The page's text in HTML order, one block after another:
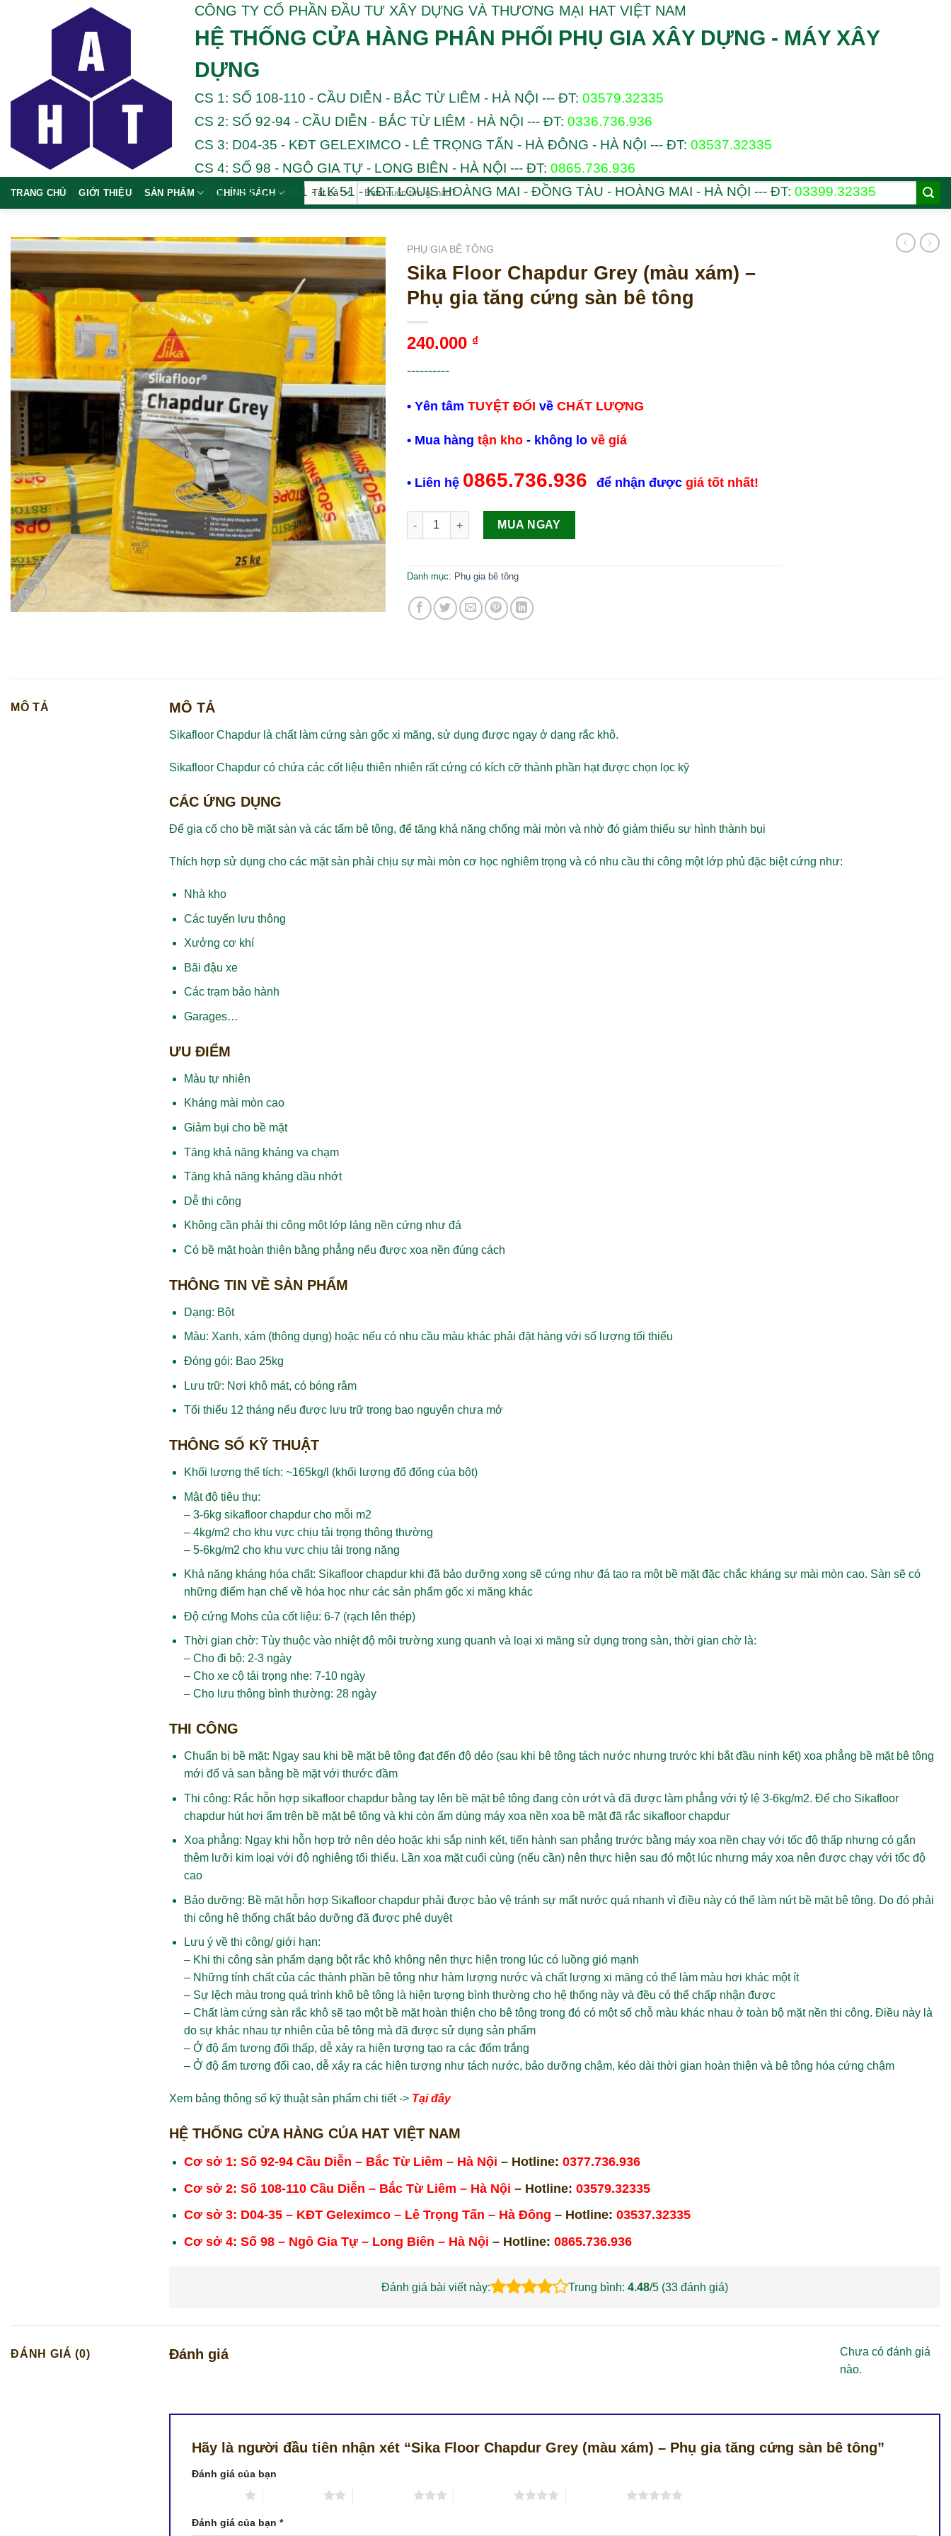
CÔNG TY CỔ PHẦN ĐẦU TƯ XÂY DỰNG VÀ THƯƠNG MẠI HAT VIỆT NAM
HỆ THỐNG CỬA HÀNG PHÂN PHỐI PHỤ GIA XÂY DỰNG - MÁY XÂY
DỰNG
CS 1: SỐ 108-110 - CẦU DIỄN - BẮC TỪ LIÊM - HÀ NỘI --- ĐT: 03579.32335
CS 2: SỐ 92-94 - CẦU DIỄN - BẮC TỪ LIÊM - HÀ NỘI --- ĐT: 0336.736.936
CS 3: D04-35 - KĐT GELEXIMCO - LÊ TRỌNG TẤN - HÀ ĐÔNG - HÀ NỘI --- ĐT: 03537.32335
CS 4: SỐ 98 - NGÔ GIA TỰ - LONG BIÊN - HÀ NỘI --- ĐT: 0865.736.936
CS 5: 131 LOUIS1 - LK 51 - KĐT LOUIS HOÀNG MAI - ĐỒNG TÀU - HOÀNG MAI - HÀ NỘI --- ĐT: 03399.32335
TRANG CHỦ GIỚI THIỆU SẢN PHẨM CHÍNH SÁCH
Tìm
kiếm:
PHỤ GIA BÊ TÔNG
Sika Floor Chapdur Grey (màu xám) –
Phụ gia tăng cứng sàn bê tông
240.000 ₫
----------
• Yên tâm TUYỆT ĐỐI về CHẤT LƯỢNG
• Mua hàng tận kho - không lo về giá
• Liên hệ 0865.736.936 để nhận được giá tốt nhất!
Sika Floor Chapdur Grey (màu xám) - Phụ gia tăng cứng sàn bê tông số lượng
MUA NGAY
Danh mục: Phụ gia bê tông
MÔ TẢ MÔ TẢ
Sikafloor Chapdur là chất làm cứng sàn gốc xi măng, sử dụng được ngay ở dạng rắc khô.
Sikafloor Chapdur có chứa các cốt liệu thiên nhiên rất cứng có kích cỡ thành phần hạt được chọn lọc kỹ
CÁC ỨNG DỤNG
Để gia cố cho bề mặt sàn và các tấm bê tông, để tăng khả năng chống mài mòn và nhờ đó giảm thiểu sự hình thành bụi
Thích hợp sử dụng cho các mặt sàn phải chịu sự mài mòn cơ học nghiêm trọng và có nhu cầu thi công một lớp phủ đặc biệt cứng như:
Nhà kho
Các tuyến lưu thông
Xưởng cơ khí
Bãi đậu xe
Các trạm bảo hành
Garages…
ƯU ĐIỂM
Màu tự nhiên
Kháng mài mòn cao
Giảm bụi cho bề mặt
Tăng khả năng kháng va chạm
Tăng khả năng kháng dầu nhớt
Dễ thi công
Không cần phải thi công một lớp láng nền cứng như đá
Có bề mặt hoàn thiện bằng phẳng nếu được xoa nền đúng cách
THÔNG TIN VỀ SẢN PHẨM
Dạng: Bột
Màu: Xanh, xám (thông dụng) hoặc nếu có nhu cầu màu khác phải đặt hàng với số lượng tối thiểu
Đóng gói: Bao 25kg
Lưu trữ: Nơi khô mát, có bóng râm
Tối thiểu 12 tháng nếu được lưu trữ trong bao nguyên chưa mở
THÔNG SỐ KỸ THUẬT
Khối lượng thể tích: ~165kg/l (khối lượng đổ đống của bột)
Mật độ tiêu thụ:
– 3-6kg sikafloor chapdur cho mỗi m2
– 4kg/m2 cho khu vực chịu tải trọng thông thường
– 5-6kg/m2 cho khu vực chịu tải trọng nặng
Khả năng kháng hóa chất: Sikafloor chapdur khi đã bảo dưỡng xong sẽ cứng như đá tạo ra một bề mặt đặc chắc kháng sự mài mòn cao. Sàn sẽ có
những điểm hạn chế về hóa học như các sản phẩm gốc xi măng khác
Độ cứng Mohs của cốt liệu: 6-7 (rạch lên thép)
Thời gian chờ: Tùy thuộc vào nhiệt độ môi trường xung quanh và loại xi măng sử dụng trong sàn, thời gian chờ là:
– Cho đi bộ: 2-3 ngày
– Cho xe cộ tải trọng nhẹ: 7-10 ngày
– Cho lưu thông bình thường: 28 ngày
THI CÔNG
Chuẩn bị bề mặt: Ngay sau khi bề mặt bê tông đạt đến độ dẻo (sau khi bê tông tách nước nhưng trước khi bắt đầu ninh kết) xoa phẳng bề mặt bê tông
mới đổ và san bằng bề mặt với thước đầm
Thi công: Rắc hỗn hợp sikafloor chapdur bằng tay lên bề mặt bê tông đang còn ướt và đã được làm phẳng với tỷ lệ 3-6kg/m2. Để cho Sikafloor
chapdur hút hơi ẩm trên bề mặt bê tông và khi còn ẩm dùng máy xoa nền xoa bề mặt đã rắc sikafloor chapdur
Xoa phẳng: Ngay khi hỗn hợp trở nên dẻo hoặc khi sắp ninh kết, tiến hành san phẳng trước bằng máy xoa nền chạy với tốc độ thấp nhưng có gắn
thêm lưỡi kim loại với độ nghiêng tối thiểu. Lần xoa mặt cuối cùng (nếu cần) nên thực hiện sau đó một lúc nhưng máy xoa nên được chạy với tốc độ
cao
Bảo dưỡng: Bề mặt hỗn hợp Sikafloor chapdur phải được bảo vệ tránh sự mất nước quá nhanh vì điều này có thể làm nứt bề mặt bê tông. Do đó phải
thi công hệ thống chất bảo dưỡng đã được phê duyệt
Lưu ý về thi công/ giới hạn:
– Khi thi công sản phẩm dạng bột rắc khô không nên thực hiện trong lúc có luồng gió mạnh
– Những tính chất của các thành phần bê tông như hàm lượng nước và chất lượng xi măng có thể làm màu hơi khác một ít
– Sự lệch màu trong quá trình khô bê tông là hiện tượng bình thường cho hệ thống này và đều có thể chấp nhận được
– Chất làm cứng sàn rắc khô sẽ tạo một bề mặt hoàn thiện cho bê tông trong đó có một số chỗ màu khác nhau ở toàn bộ mặt nền thi công. Điều này là
do sự khác nhau tự nhiên của bê tông mà đã được sử dụng sản phẩm
– Ở độ ẩm tương đối thấp, dễ xảy ra hiện tượng tạo ra các đốm trắng
– Ở độ ẩm tương đối cao, dễ xảy ra các hiện tượng như tách nước, bảo dưỡng chậm, kéo dài thời gian hoàn thiện và bê tông hóa cứng chậm
Xem bảng thông số kỹ thuật sản phẩm chi tiết -> Tại đây
HỆ THỐNG CỬA HÀNG CỦA HAT VIỆT NAM
Cơ sở 1: Số 92-94 Cầu Diễn – Bắc Từ Liêm – Hà Nội – Hotline: 0377.736.936
Cơ sở 2: Số 108-110 Cầu Diễn – Bắc Từ Liêm – Hà Nội – Hotline: 03579.32335
Cơ sở 3: D04-35 – KĐT Geleximco – Lê Trọng Tấn – Hà Đông – Hotline: 03537.32335
Cơ sở 4: Số 98 – Ngô Gia Tự – Long Biên – Hà Nội – Hotline: 0865.736.936
Đánh giá bài viết này: Trung bình: 4.48/5 (33 đánh giá)
ĐÁNH GIÁ (0) Đánh giá
Chưa có đánh giá
nào.
Hãy là người đầu tiên nhận xét “Sika Floor Chapdur Grey (màu xám) – Phụ gia tăng cứng sàn bê tông”
Đánh giá của bạn
Đánh giá của bạn *